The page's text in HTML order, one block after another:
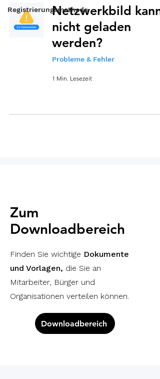
RegistrierungsmethodeNetzwerkbild kann
nicht geladen
werden?
Probleme & Fehler
1 Min. Lesezeit
Zum
Downloadbereich
Finden Sie wichtige Dokumente
und Vorlagen, die Sie an
Mitarbeiter, Bürger und
Organisationen verteilen können.
Downloadbereich